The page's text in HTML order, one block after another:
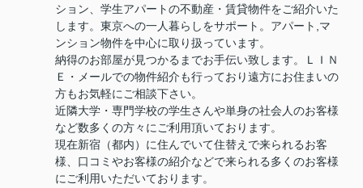
ション、学生アパートの不動産・賃貸物件をご紹介いた
します。東京への一人暮らしをサポート。アパート,マ
ンション物件を中心に取り扱っています。
納得のお部屋が見つかるまでお手伝い致します。ＬＩＮ
Ｅ・メールでの物件紹介も行っており遠方にお住まいの
方もお気軽にご相談下さい。
近隣大学・専門学校の学生さんや単身の社会人のお客様
など数多くの方々にご利用頂いております。
現在新宿（都内）に住んでいて住替えで来られるお客
様、口コミやお客様の紹介などで来られる多くのお客様
にご利用いただいております。